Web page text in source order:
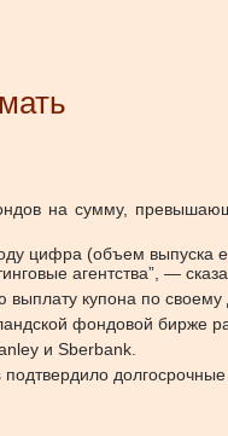
на сумму,
цифра (объем
агентства”, —
выплату купона по
фондовой
и Sberbank.